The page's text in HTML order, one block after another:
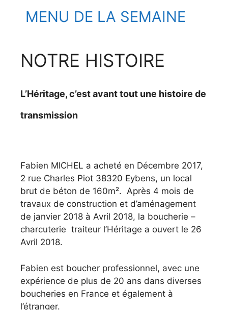
MENU DE LA SEMAINE
NOTRE HISTOIRE
L’Héritage, c’est avant tout une histoire de
transmission
Fabien MICHEL a acheté en Décembre 2017,
2 rue Charles Piot 38320 Eybens, un local
brut de béton de 160m². Après 4 mois de
travaux de construction et d’aménagement
de janvier 2018 à Avril 2018, la boucherie –
charcuterie traiteur l’Héritage a ouvert le 26
Avril 2018.
Fabien est boucher professionnel, avec une
expérience de plus de 20 ans dans diverses
boucheries en France et également à
l’étranger.